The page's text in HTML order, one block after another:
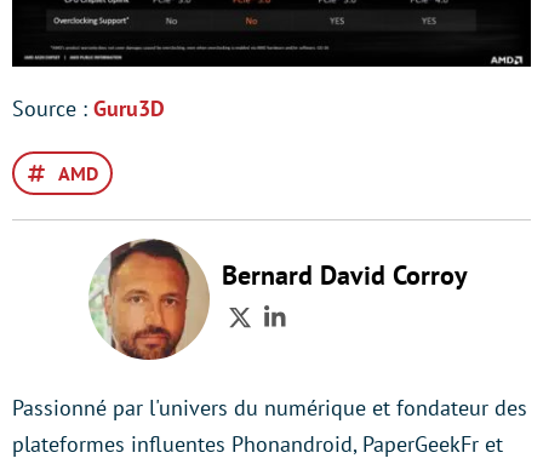
Source : Guru3D
AMD
Bernard David Corroy
TwitterLinkedIn
Passionné par l'univers du numérique et fondateur des
plateformes influentes Phonandroid, PaperGeekFr et